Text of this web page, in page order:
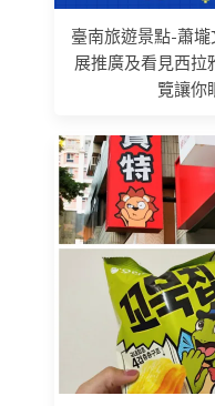
臺南旅遊景點-蕭
展推廣及看見西拉
覽讓你